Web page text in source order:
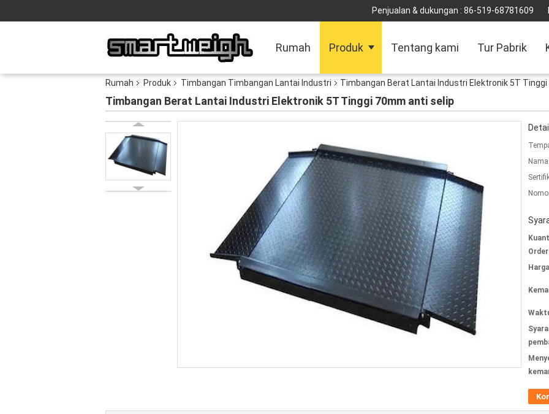
Penjualan & dukungan : 86-519-68781609
Rumah Produk Tentang kami Tur Pabrik
Rumah Produk Timbangan Timbangan Lantai Industri Timbangan Berat Lantai Industri Elektronik 5T
Timbangan Berat Lantai Industri Elektronik 5T Tinggi 70mm anti selip